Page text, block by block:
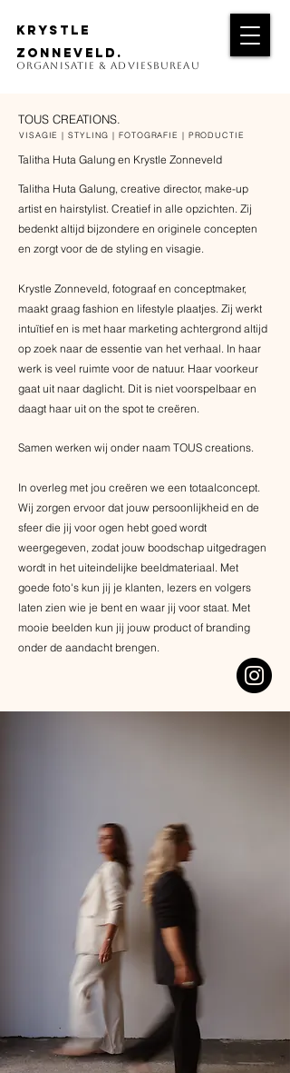
krystle
zonneveld.
organisatie & adviesbureau
TOUS CREATIONS.
VISAGIE | STYLING | FOTOGRAFIE | PRODUCTIE
Talitha Huta Galung en Krystle Zonneveld
Talitha Huta Galung, creative director, make-up
artist en hairstylist. Creatief in alle opzichten. Zij
bedenkt altijd bijzondere en originele concepten
en zorgt voor de de styling en visagie.
Krystle Zonneveld, fotograaf en conceptmaker,
maakt graag fashion en lifestyle plaatjes. Zij werkt
intuïtief en is met haar marketing achtergrond altijd
op zoek naar de essentie van het verhaal. In haar
werk is veel ruimte voor de natuur. Haar voorkeur
gaat uit naar daglicht. Dit is niet voorspelbaar en
daagt haar uit on the spot te creëren.
Samen werken wij onder naam TOUS creations.
In overleg met jou creëren we een totaalconcept.
Wij zorgen ervoor dat jouw persoonlijkheid en de
sfeer die jij voor ogen hebt goed wordt
weergegeven, zodat jouw boodschap uitgedragen
wordt in het uiteindelijke beeldmateriaal. Met
goede foto's kun jij je klanten, lezers en volgers
laten zien wie je bent en waar jij voor staat. Met
mooie beelden kun jij jouw product of branding
onder de aandacht brengen.